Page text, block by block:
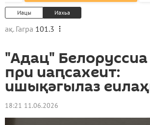
Иацы Иахьа
ақ. Гагра 101.3
"Адац"
при иаԥсахеит:
ишықәгылаз
18:21 11.06.2026